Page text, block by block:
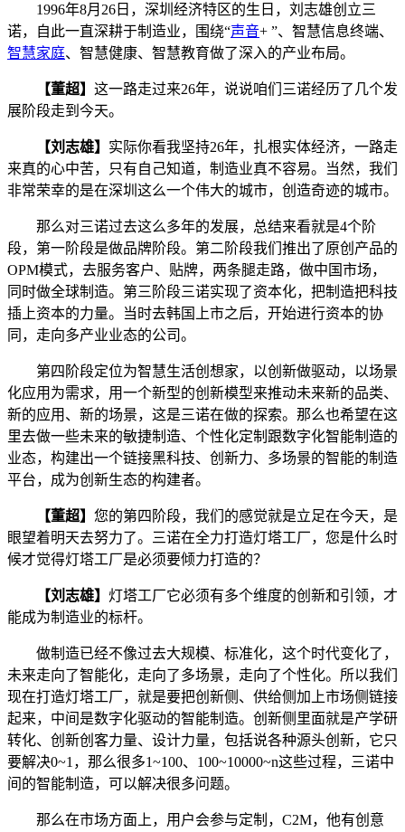
1996年8月26日，深圳经济特区的生日，刘志雄创立三
诺，自此一直深耕于制造业，围绕“声音+ ”、智慧信息终端、
智慧家庭、智慧健康、智慧教育做了深入的产业布局。
【董超】 这一路走过来26年，说说咱们三诺经历了几个发
展阶段走到今天。
【刘志雄】 实际你看我坚持26年，扎根实体经济，一路走
来真的心中苦，只有自己知道，制造业真不容易。当然，我们
非常荣幸的是在深圳这么一个伟大的城市，创造奇迹的城市。
那么对三诺过去这么多年的发展，总结来看就是4个阶
段，第一阶段是做品牌阶段。第二阶段我们推出了原创产品的
OPM模式，去服务客户、贴牌，两条腿走路，做中国市场，
同时做全球制造。第三阶段三诺实现了资本化，把制造把科技
插上资本的力量。当时去韩国上市之后，开始进行资本的协
同，走向多产业业态的公司。
第四阶段定位为智慧生活创想家，以创新做驱动，以场景
化应用为需求，用一个新型的创新模型来推动未来新的品类、
新的应用、新的场景，这是三诺在做的探索。那么也希望在这
里去做一些未来的敏捷制造、个性化定制跟数字化智能制造的
业态，构建出一个链接黑科技、创新力、多场景的智能的制造
平台，成为创新生态的构建者。
【董超】 您的第四阶段，我们的感觉就是立足在今天，是
眼望着明天去努力了。三诺在全力打造灯塔工厂，您是什么时
候才觉得灯塔工厂是必须要倾力打造的？
【刘志雄】 灯塔工厂它必须有多个维度的创新和引领，才
能成为制造业的标杆。
做制造已经不像过去大规模、标准化，这个时代变化了，
未来走向了智能化，走向了多场景，走向了个性化。所以我们
现在打造灯塔工厂，就是要把创新侧、供给侧加上市场侧链接
起来，中间是数字化驱动的智能制造。创新侧里面就是产学研
转化、创新创客力量、设计力量，包括说各种源头创新，它只
要解决0~1，那么很多1~100、100~10000~n这些过程，三诺中
间的智能制造，可以解决很多问题。
那么在市场方面上，用户会参与定制，C2M，他有创意